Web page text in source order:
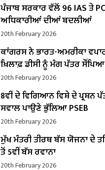
ਪੰਜਾਬ ਸਰਕਾਰ ਵੱਲੋਂ 96 IAS ਤੇ
ਅਧਿਕਾਰੀਆਂ ਦੀਆਂ ਬਦਲੀਆਂ
20th February 2026
ਕਾਂਗਰਸ ਨੇ ਭਾਰਤ-ਅਮਰੀਕਾ
ਖ਼ਿਲਾਫ਼ ਡੀਸੀ ਨੂੰ ਮੰਗ ਪੱਤਰ ਸੌਂਪਿਆ
20th February 2026
8ਵੀਂ ਦੇ ਵਿਗਿਆਨ ਵਿਸ਼ੇ ਦੇ ਪ੍ਰਸ਼ਨ
ਸਵਾਲ ਪਾਉਣੇ ਭੁੱਲਿਆ PSEB
20th February 2026
ਮੁੱਖ ਮੰਤਰੀ ਤੀਰਥ ਬੱਸ ਯੋਜਨਾ ਦੇ
ਤੋਂ 5ਵੀਂ ਬੱਸ ਰਵਾਨਾ
20th February 2026